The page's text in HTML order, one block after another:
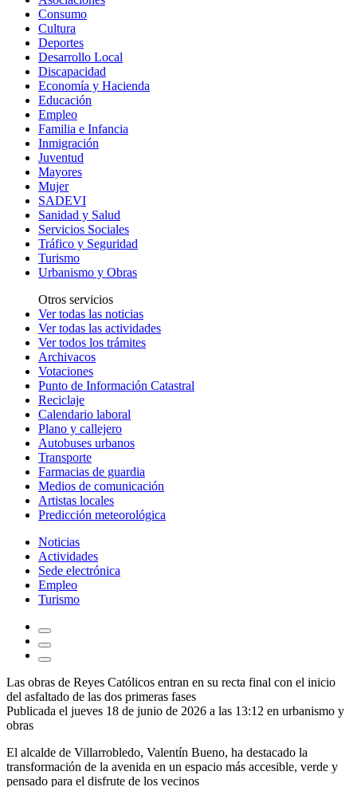
Consumo
Cultura
Deportes
Desarrollo Local
Discapacidad
Economía y Hacienda
Educación
Empleo
Familia e Infancia
Inmigración
Juventud
Mayores
Mujer
SADEVI
Sanidad y Salud
Servicios Sociales
Tráfico y Seguridad
Turismo
Urbanismo y Obras
Otros servicios
Ver todas las noticias
Ver todas las actividades
Ver todos los trámites
Archivacos
Votaciones
Punto de Información Catastral
Reciclaje
Calendario laboral
Plano y callejero
Autobuses urbanos
Transporte
Farmacias de guardia
Medios de comunicación
Artistas locales
Predicción meteorológica
Noticias
Actividades
Sede electrónica
Empleo
Turismo
Las obras de Reyes Católicos entran en su recta final con el inicio
del asfaltado de las dos primeras fases
Publicada el jueves 18 de junio de 2026 a las 13:12 en urbanismo y
obras
El alcalde de Villarrobledo, Valentín Bueno, ha destacado la
transformación de la avenida en un espacio más accesible, verde y
pensado para el disfrute de los vecinos